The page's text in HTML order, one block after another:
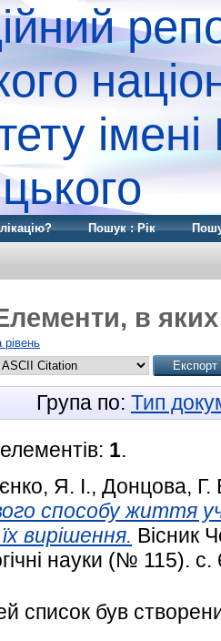
Пошук : Рік
в
рівень
Група по: Тип
1.
Я. І., Донцова, Г.
способу життя
вирішення. Вісник
науки (№ 115). с.
список був